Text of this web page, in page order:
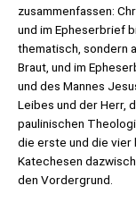
zusammenfassen:
und im Epheserbrief
thematisch, sondern
Braut, und im
und des Mannes
Leibes und der Herr,
paulinischen
die erste und die vier
Katechesen
den Vordergrund.